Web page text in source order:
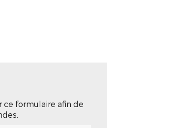
ce formulaire afin de